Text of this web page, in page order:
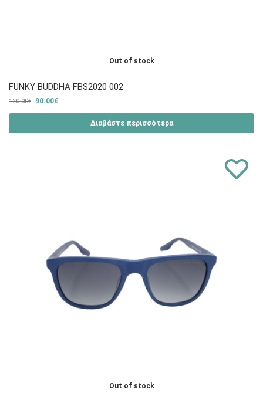
Out of stock
FUNKY BUDDHA FBS2020 002
120.00€ 90.00€
Διαβάστε περισσότερα
Out of stock